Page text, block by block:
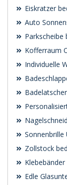
Eiskratzer
Auto
Parkscheibe
Kofferraum
Individuelle
Sonnenbrille
Zollstock
Edle